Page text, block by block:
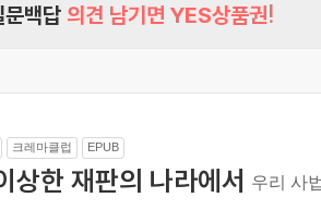
백답 의견 남기면 YES상품권!
크레마클럽 EPUB
상한 재판의 나라에서 우리 사